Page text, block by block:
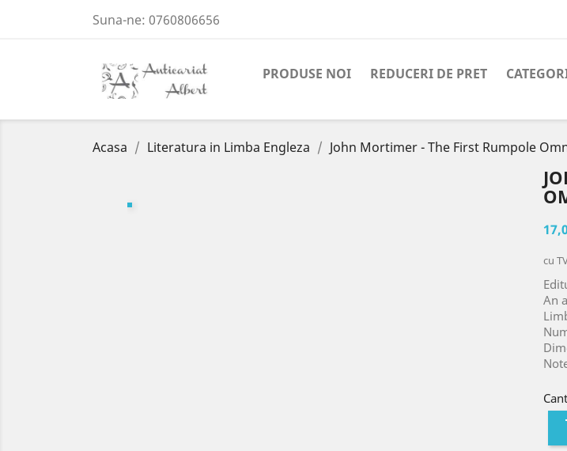
Suna-ne: 0760806656
PRODUSE NOI REDUCERI DE PRET
Acasa Literatura in Limba Engleza John Mortimer - The First Rumpole
cu
An